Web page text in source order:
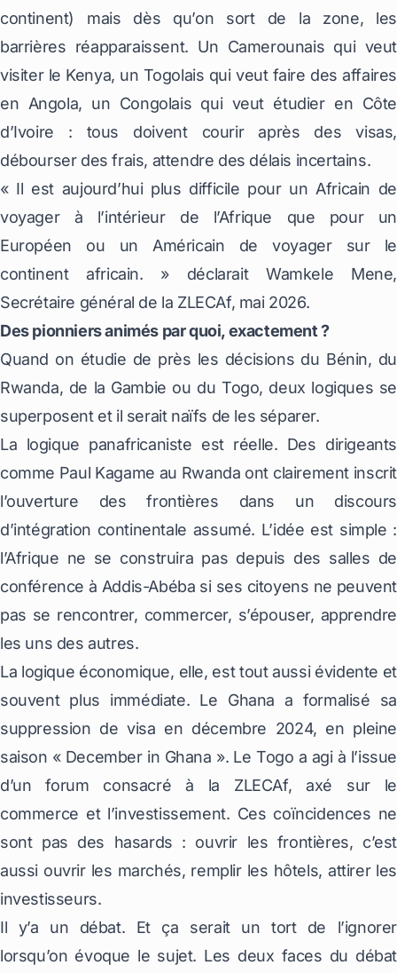
continent) mais dès qu’on sort de la zone, les
barrières réapparaissent. Un Camerounais qui veut
visiter le Kenya, un Togolais qui veut faire des affaires
en Angola, un Congolais qui veut étudier en Côte
d’Ivoire : tous doivent courir après des visas,
débourser des frais, attendre des délais incertains.
« Il est aujourd’hui plus difficile pour un Africain de
voyager à l’intérieur de l’Afrique que pour un
Européen ou un Américain de voyager sur le
continent africain. » déclarait Wamkele Mene,
Secrétaire général de la ZLECAf, mai 2026.
Des pionniers animés par quoi, exactement ?
Quand on étudie de près les décisions du Bénin, du
Rwanda, de la Gambie ou du Togo, deux logiques se
superposent et il serait naïfs de les séparer.
La logique panafricaniste est réelle. Des dirigeants
comme Paul Kagame au Rwanda ont clairement inscrit
l’ouverture des frontières dans un discours
d’intégration continentale assumé. L’idée est simple :
l’Afrique ne se construira pas depuis des salles de
conférence à Addis-Abéba si ses citoyens ne peuvent
pas se rencontrer, commercer, s’épouser, apprendre
les uns des autres.
La logique économique, elle, est tout aussi évidente et
souvent plus immédiate. Le Ghana a formalisé sa
suppression de visa en décembre 2024, en pleine
saison « December in Ghana ». Le Togo a agi à l’issue
d’un forum consacré à la ZLECAf, axé sur le
commerce et l’investissement. Ces coïncidences ne
sont pas des hasards : ouvrir les frontières, c’est
aussi ouvrir les marchés, remplir les hôtels, attirer les
investisseurs.
Il y’a un débat. Et ça serait un tort de l’ignorer
lorsqu’on évoque le sujet. Les deux faces du débat